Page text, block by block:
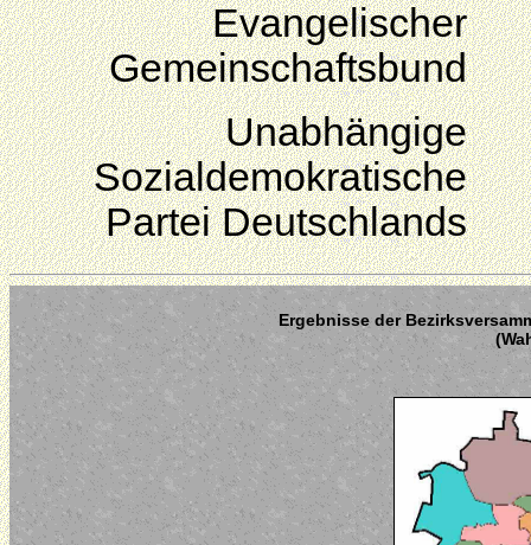
Evangelischer
Gemeinschaftsbund
Unabhängige
Sozialdemokratische
Partei Deutschlands
Ergebnisse der